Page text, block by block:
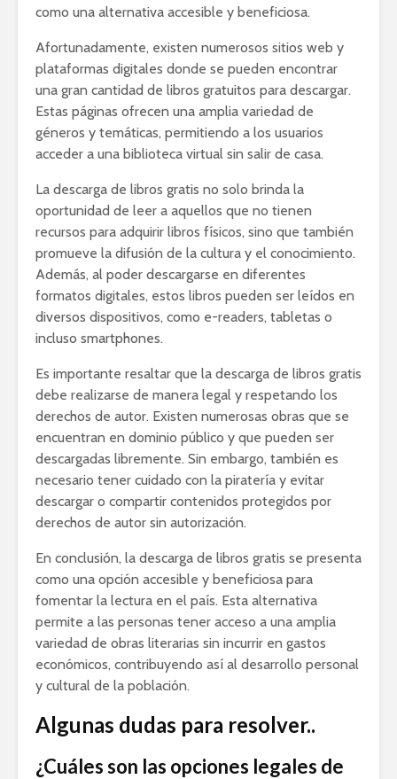
como una alternativa accesible y beneficiosa.
Afortunadamente, existen numerosos sitios web y
plataformas digitales donde se pueden encontrar
una gran cantidad de libros gratuitos para descargar.
Estas páginas ofrecen una amplia variedad de
géneros y temáticas, permitiendo a los usuarios
acceder a una biblioteca virtual sin salir de casa.
La descarga de libros gratis no solo brinda la
oportunidad de leer a aquellos que no tienen
recursos para adquirir libros físicos, sino que también
promueve la difusión de la cultura y el conocimiento.
Además, al poder descargarse en diferentes
formatos digitales, estos libros pueden ser leídos en
diversos dispositivos, como e-readers, tabletas o
incluso smartphones.
Es importante resaltar que la descarga de libros gratis
debe realizarse de manera legal y respetando los
derechos de autor. Existen numerosas obras que se
encuentran en dominio público y que pueden ser
descargadas libremente. Sin embargo, también es
necesario tener cuidado con la piratería y evitar
descargar o compartir contenidos protegidos por
derechos de autor sin autorización.
En conclusión, la descarga de libros gratis se presenta
como una opción accesible y beneficiosa para
fomentar la lectura en el país. Esta alternativa
permite a las personas tener acceso a una amplia
variedad de obras literarias sin incurrir en gastos
económicos, contribuyendo así al desarrollo personal
y cultural de la población.
Algunas dudas para resolver..
¿Cuáles son las opciones legales de